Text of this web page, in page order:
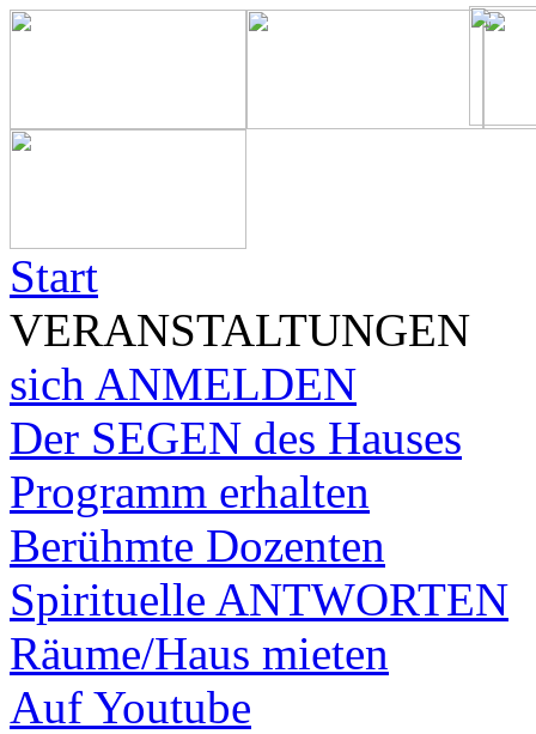
Start
VERANSTALTUNGEN
sich ANMELDEN
Der SEGEN des Hauses
Programm erhalten
Berühmte Dozenten
Spirituelle ANTWORTEN
Räume/Haus mieten
Auf Youtube